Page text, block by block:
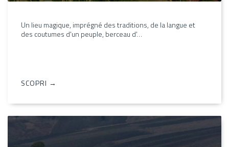
Un lieu magique, imprégné des traditions, de la langue et
des coutumes d'un peuple, berceau d'…
SCOPRI →